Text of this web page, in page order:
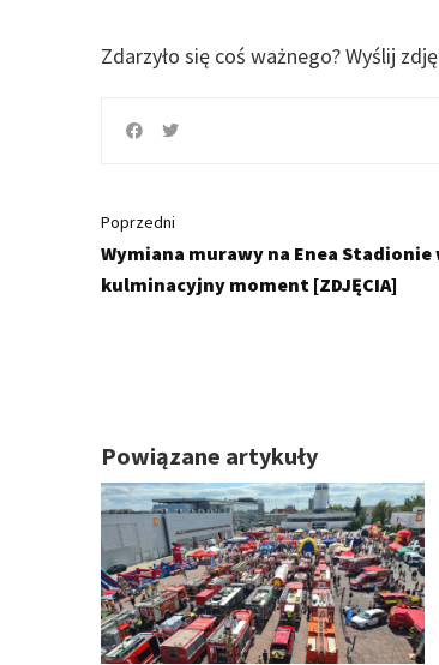
Zdarzyło się coś ważnego?Wyślij
Poprzedni
Wymiana murawy na Enea Stadionie
kulminacyjny moment [ZDJĘCIA]
Powiązane artykuły